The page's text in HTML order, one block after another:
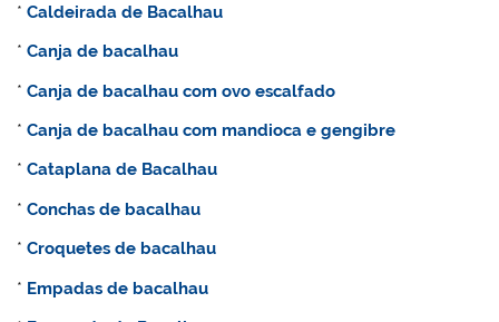
*Caldeirada de Bacalhau
*Canja de bacalhau
*Canja de bacalhau com ovo escalfado
*Canja de bacalhau com mandioca e gengibre
*Cataplana de Bacalhau
*Conchas de bacalhau
*Croquetes de bacalhau
* Empadas de bacalhau